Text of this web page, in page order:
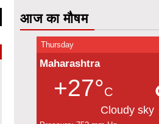
आज का मौषम
Thursday
Maharashtra
+27°C
Cloudy sky